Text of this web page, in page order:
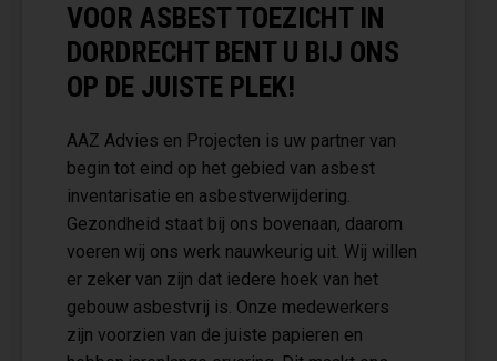
VOOR ASBEST TOEZICHT IN
DORDRECHT BENT U BIJ ONS
OP DE JUISTE PLEK!
AAZ Advies en Projecten is uw partner van
begin tot eind op het gebied van asbest
inventarisatie en asbestverwijdering.
Gezondheid staat bij ons bovenaan, daarom
voeren wij ons werk nauwkeurig uit. Wij willen
er zeker van zijn dat iedere hoek van het
gebouw asbestvrij is. Onze medewerkers
zijn voorzien van de juiste papieren en